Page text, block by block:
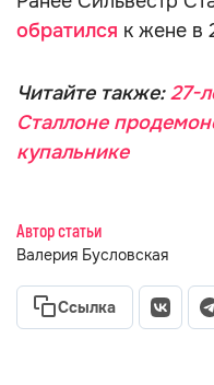
обратился к жене в
Читайте также:27-
Сталлоне
купальнике
Автор статьи
Валерия Бусловская
Ссылка